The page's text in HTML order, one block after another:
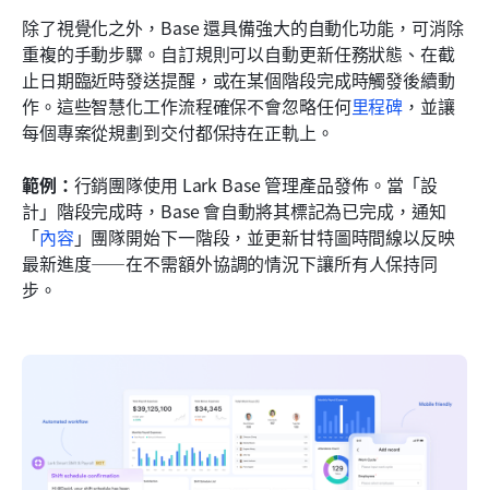
除了視覺化之外，Base 還具備強大的自動化功能，可消除
重複的手動步驟。自訂規則可以自動更新任務狀態、在截
止日期臨近時發送提醒，或在某個階段完成時觸發後續動
作。這些智慧化工作流程確保不會忽略任何里程碑 ，並讓
每個專案從規劃到交付都保持在正軌上。
範例： 行銷團隊使用 Lark Base 管理產品發佈。當「設
計」階段完成時，Base 會自動將其標記為已完成，通知
「內容 」團隊開始下一階段，並更新甘特圖時間線以反映
最新進度——在不需額外協調的情況下讓所有人保持同
步。